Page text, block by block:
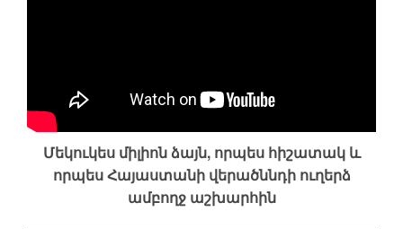
Մեկուկես միլիոն ձայն, որպես հիշատակ և
որպես Հայաստանի վերածննդի ուղերձ
ամբողջ աշխարհին